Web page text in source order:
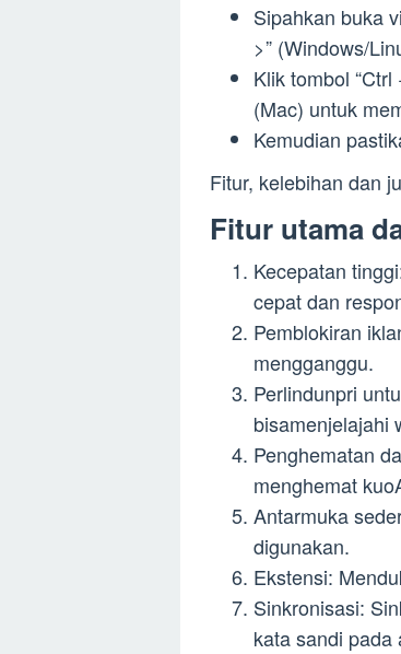
Sipahkan buka
>” (Windows/
Klik tombol
(Mac) untuk
Kemudian
Fitur, kelebihan dan
Fitur utama
Kecepatan
cepat dan
Pemblokiran
mengganggu.
Perlindunpri
bisamenjelajahi
Penghematan
menghemat
Antarmuka
digunakan.
Ekstensi:
Sinkronisasi:
kata sandi pada